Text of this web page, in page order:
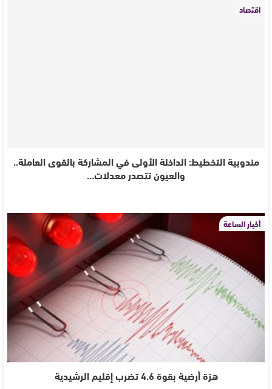
اقتصاد
مندوبية التخطيط: الداخلة الأولى في المشاركة بالقوى العاملة..
والعيون تتصدر معدلات…
أخبار الساعة
هزة أرضية بقوة 4.6 تضرب إقليم الرشيدية